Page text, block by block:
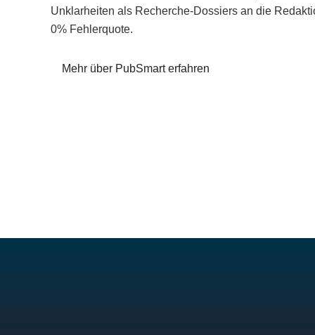
Unklarheiten als Recherche-Dossiers an die
0% Fehlerquote.
Mehr über PubSmart erfahren